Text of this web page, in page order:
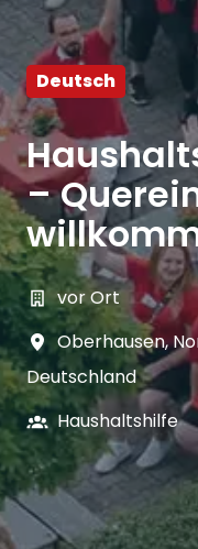
Deutsch
–
vor Ort
Oberhausen,
Deutschland
Haushaltshilfe